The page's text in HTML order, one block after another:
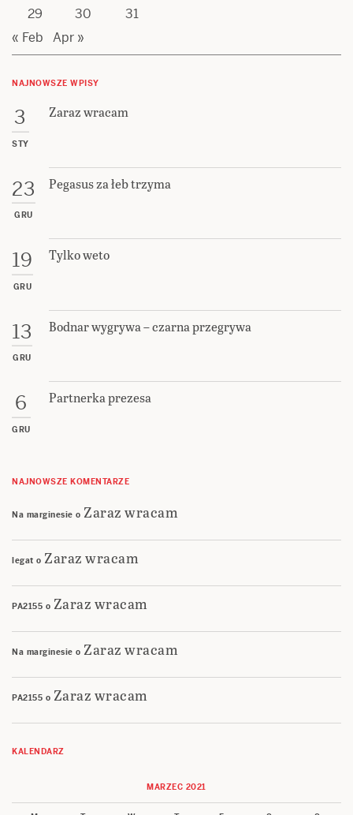
29
30
31
« Feb
Apr »
NAJNOWSZE WPISY
3
STY
Zaraz wracam
23
GRU
Pegasus za łeb trzyma
19
GRU
Tylko weto
13
GRU
Bodnar wygrywa – czarna przegrywa
6
GRU
Partnerka prezesa
NAJNOWSZE KOMENTARZE
Na marginesie o Zaraz wracam
legat o Zaraz wracam
PA2155 o Zaraz wracam
Na marginesie o Zaraz wracam
PA2155 o Zaraz wracam
KALENDARZ
MARZEC 2021